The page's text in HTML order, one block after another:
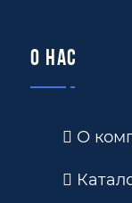
О нас
О